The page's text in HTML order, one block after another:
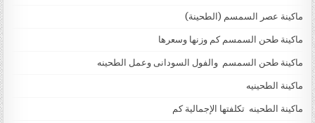
ماكينة عصر السمسم (الطحينة)
ماكينة طحن السمسم كم وزنها وسعرها
ماكينة طحن السمسم والفول السودانى وعمل الطحينه
ماكينة الطحينيه
ماكينة الطحينه تكلفتها الإجمالية كم